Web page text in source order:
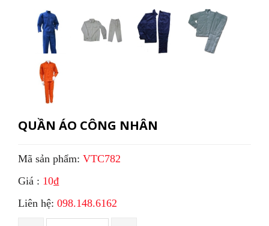
QUẦN ÁO CÔNG NHÂN
Mã sản phẩm: VTC782
Giá : 10₫
Liên hệ: 098.148.6162